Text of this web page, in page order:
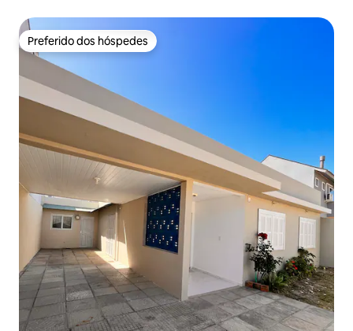
Preferido dos hóspedes
Preferido dos hóspedes